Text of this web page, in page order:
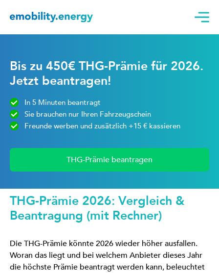
Bis zu 450€ THG-Prämie für 2026.
Jetzt beantragen!
In 5 Minuten beantragt
Sie brauchen nur Ihren Fahrzeugschein
Freunde werben und zusätzlich +15 € kassieren
THG-Prämie beantragen
THG-Prämie 2026: Vergleich &
Beantragung (mit Rechner)
Die THG-Prämie könnte 2026 wieder höher ausfallen.
Woran das liegt und bei welchem Anbieter dieses Jahr
die höchste Prämie beantragt werden kann, beleuchtet